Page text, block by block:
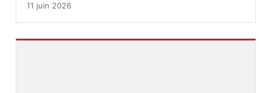
11 juin 2026